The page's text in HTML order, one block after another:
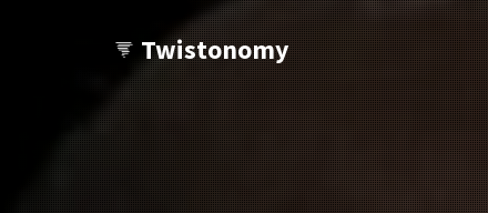
Twistonomy
Tu veux voir d'autres Twists ?